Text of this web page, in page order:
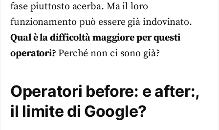
fase piuttosto acerba. Ma il loro
funzionamento può essere già indovinato.
Qual è la difficoltà maggiore per questi
operatori? Perché non ci sono già?
Operatori before: e after:,
il limite di Google?